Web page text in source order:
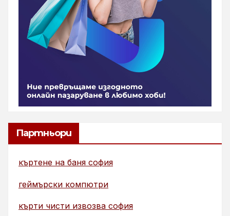
Партньори
къртене на баня софия
геймърски компютри
кърти чисти извозва софия